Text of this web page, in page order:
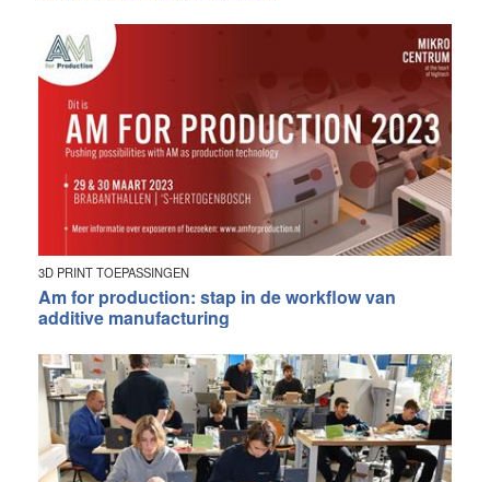
3D PRINT TOEPASSINGEN
Am for production: stap in de workflow van
additive manufacturing